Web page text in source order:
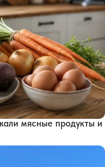
мясные продукты и